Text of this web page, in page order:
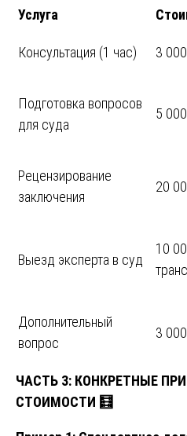
Услуга
Консультация (1 час) 3
Подготовка вопросов
для суда
5
Рецензирование
заключения
20
Выезд эксперта в суд
10
Дополнительный
вопрос
3
ЧАСТЬ 3: КОНКРЕТНЫЕ
СТОИМОСТИ 🧮